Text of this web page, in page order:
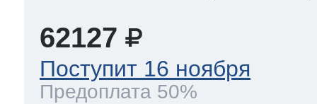
62127
Поступит 16 ноября
Предоплата 50%